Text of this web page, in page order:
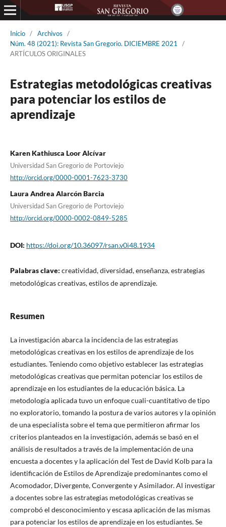
Inicio / Archivos
/
Núm. 48 (2021): Revista San Gregorio. DICIEMBRE 2021
/
ARTÍCULOS ORIGINALES
Estrategias metodológicas creativas
para potenciar los estilos de
aprendizaje
Karen Kathiusca Loor Alcívar
Universidad San Gregorio de Portoviejo
http://orcid.org/0000-0001-7623-3730
Laura Andrea Alarcón Barcia
Universidad San Gregorio de Portoviejo
http://orcid.org/0000-0002-0849-5285
DOI: https://doi.org/10.36097/rsan.v0i48.1934
Palabras clave: creatividad, diversidad, enseñanza, estrategias
metodológicas creativas, estilos de aprendizaje.
Resumen
La investigación abarca la incidencia de las estrategias
metodológicas creativas en los estilos de aprendizaje de los
estudiantes. Teniendo como objetivo establecer las estrategias
metodológicas creativas que permitan potenciar los estilos de
aprendizaje en los estudiantes de la educación básica. La
metodología aplicada tuvo un enfoque cuali-cuantitativo de tipo
no exploratorio, tomando la postura de varios autores y la opinión
de una especialista sobre el tema que permitieron afirmar los
criterios planteados en la investigación, además se basó en el
análisis de resultados a través de la implementación de una
encuesta a docentes y la aplicación del Test de David Kolb para la
identificación de Estilos de Aprendizaje predominantes como el
Acomodador, Divergente, Convergente y Asimilador. Al investigar
a docentes sobre las estrategias metodológicas creativas se
comprobó el desconocimiento y escasa aplicación de las mismas
para potenciar los estilos de aprendizaje en los estudiantes. Se